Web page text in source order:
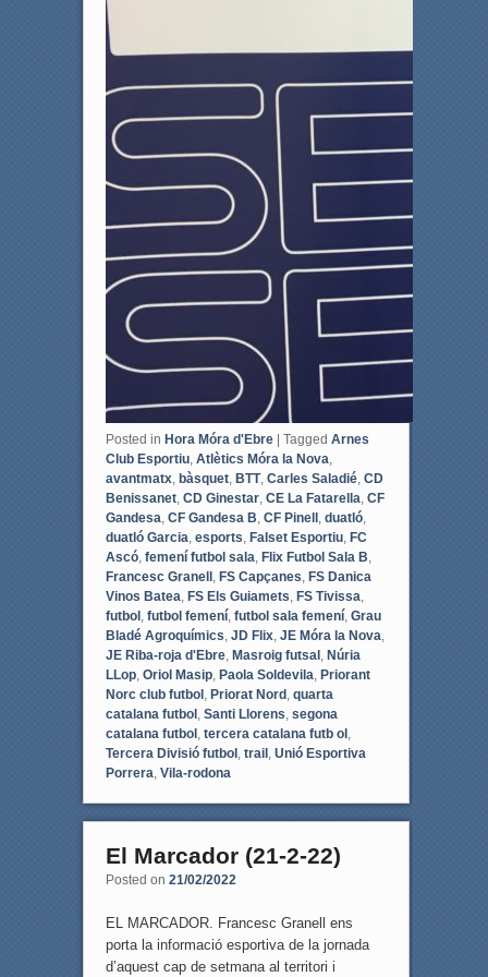
Posted in Hora Móra d'Ebre Tagged Arnes
Club Esportiu, Atlètics Móra la Nova,
avantmatx, bàsquet, BTT, Carles Saladié, CD
Benissanet, CD Ginestar, CE La Fatarella, CF
Gandesa, CF Gandesa B, CF Pinell , duatló,
duatló Garcia, esports, Falset Esportiu, FC
Ascó, femení futbol sala, Flix Futbol Sala B,
Francesc Granell , FS Capçanes, FS Danica
Vinos Batea, FS Els Guiamets, FS Tivissa,
futbol , futbol femení, futbol sala femení, Grau
Bladé Agroquímics, JD Flix, JE Móra la Nova,
JE Riba-roja d'Ebre, Masroig futsal , Núria
LLop, Oriol Masip, Paola Soldevila, Priorant
Norc club futbol , Priorat Nord , quarta
catalana futbol , Santi Llorens, segona
catalana futbol , tercera catalana futb ol ,
Tercera Divisió futbol , trail , Unió Esportiva
Porrera, Vila-rodona
El Marcador (21-2-22)
Posted on 21/02/2022
EL MARCADOR. Francesc Granell ens
porta la informació esportiva de la jornada
d’aquest cap de setmana al territori i